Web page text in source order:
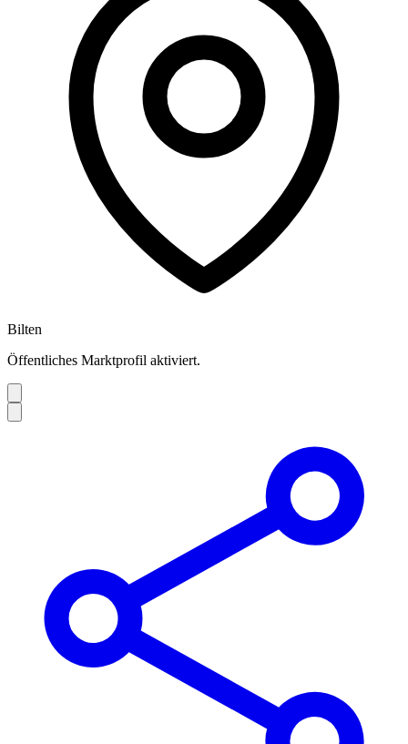
Bilten
Öffentliches Marktprofil aktiviert.